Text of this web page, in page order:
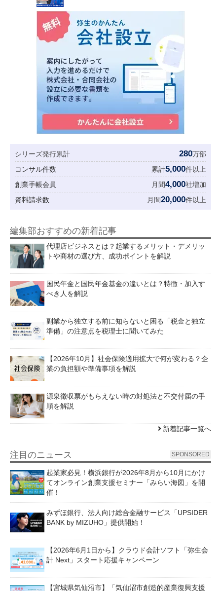
シリーズ発行累計 280万部
コンサル件数
累計5,000件以上
創業手帳会員
月間4,000社増加
資料請求数
月間20,000件以上
編集部おすすめの新着記事
代理店ビジネスとは？起業するメリット・デメリッ
トや商材の選び方、成功ポイントを解説
国民年金と国民年金基金の違いとは？特徴・加入す
べき人を解説
副業から独立する前に知らないと困る「税金と独立
準備」の注意点を税理士に聞いてみた
【2026年10月】社会保険適用拡大で何が変わる？企
業の負担額や準備事項を解説
源泉徴収票がもらえない時の対処法と不交付届の手
順を解説
新着記事一覧へ
注目のニュース SPONSORED
起業家必見！横浜銀行が2026年8月から10月にかけ
てオンライン創業支援セミナー「みらい海図」を開
催！
みずほ銀行、法人向け総合金融サービス「UPSIDER
BANK by MIZUHO」提供開始！
【2026年6月1日から】クラウド会計ソフト「弥生会
計 Next」スタート応援キャンペーン
【宮城県気仙沼市】「気仙沼市創造的産業復興支援